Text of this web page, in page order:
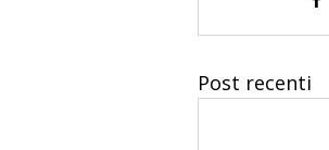
Post recenti